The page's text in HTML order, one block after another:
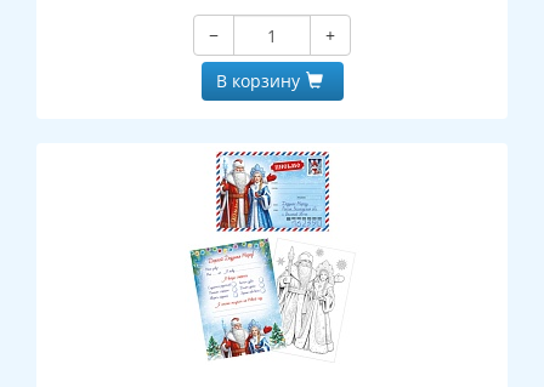
−
+
В корзину